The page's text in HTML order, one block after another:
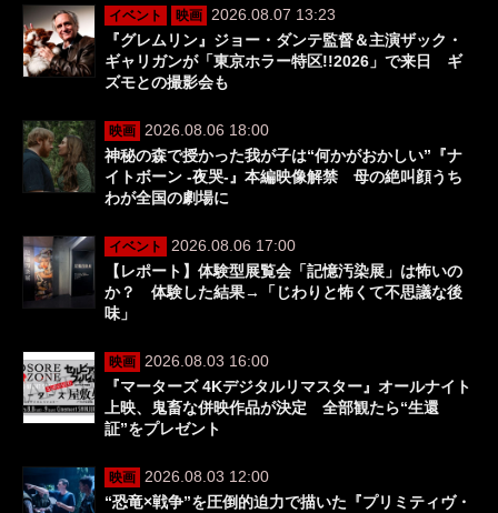
イベント 映画
2026.08.07 13:23
『グレムリン』ジョー・ダンテ監督＆主演ザック・
ギャリガンが「東京ホラー特区!!2026」で来日 ギ
ズモとの撮影会も
映画
2026.08.06 18:00
神秘の森で授かった我が子は“何かがおかしい”『ナ
イトボーン -夜哭-』本編映像解禁 母の絶叫顔うち
わが全国の劇場に
イベント
2026.08.06 17:00
【レポート】体験型展覧会「記憶汚染展」は怖いの
か？ 体験した結果→「じわりと怖くて不思議な後
味」
映画
2026.08.03 16:00
『マーターズ 4Kデジタルリマスター』オールナイト
上映、鬼畜な併映作品が決定 全部観たら“生還
証”をプレゼント
映画
2026.08.03 12:00
“恐竜×戦争”を圧倒的迫力で描いた『プリミティヴ・